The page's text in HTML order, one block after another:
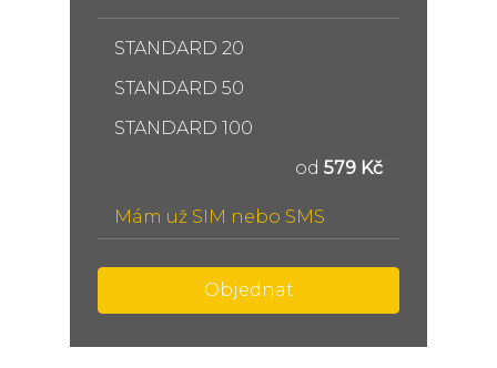
STANDARD 20
STANDARD 50
STANDARD 100
od 579 Kč
Mám už SIM nebo SMS
Objednat